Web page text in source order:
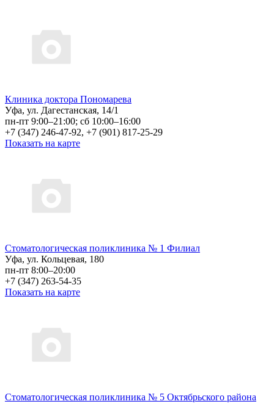
Клиника доктора Пономарева
Уфа, ул. Дагестанская, 14/1
пн-пт 9:00–21:00; сб 10:00–16:00
+7 (347) 246-47-92, +7 (901) 817-25-29
Показать на карте
Стоматологическая поликлиника № 1 Филиал
Уфа, ул. Кольцевая, 180
пн-пт 8:00–20:00
+7 (347) 263-54-35
Показать на карте
Стоматологическая поликлиника № 5 Октябрьского района